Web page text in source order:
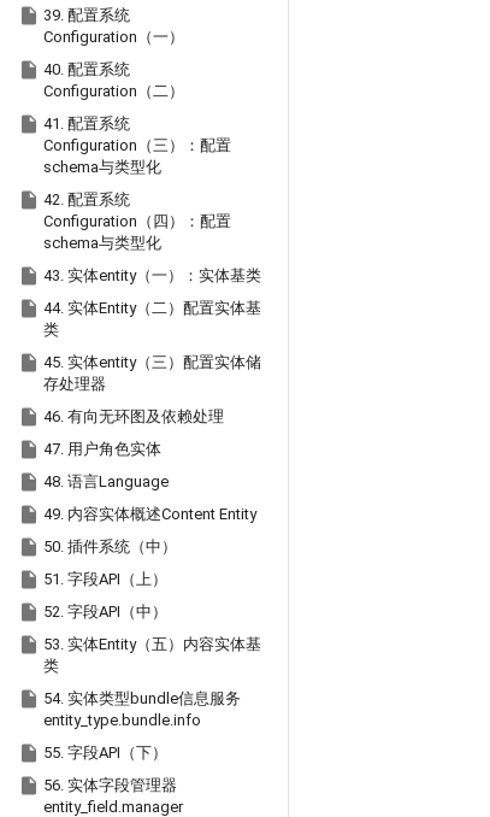
 39. 配置系统
Configuration（一）
 40. 配置系统
Configuration（二）
 41. 配置系统
Configuration（三）：配置
schema与类型化
 42. 配置系统
Configuration（四）：配置
schema与类型化
 43. 实体entity（一）：实体基类
 44. 实体Entity（二）配置实体基
类
 45. 实体entity（三）配置实体储
存处理器
 46. 有向无环图及依赖处理
 47. 用户角色实体
 48. 语言Language
 49. 内容实体概述Content Entity
 50. 插件系统（中）
 51. 字段API（上）
 52. 字段API（中）
 53. 实体Entity（五）内容实体基
类
 54. 实体类型bundle信息服务
entity_type.bundle.info
 55. 字段API（下）
 56. 实体字段管理器
entity_field.manager